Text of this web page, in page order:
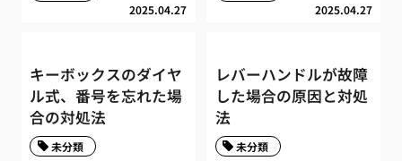
2025.04.27 2025.04.27
キーボックスのダイヤ
ル式、番号を忘れた場
合の対処法
未分類
レバーハンドルが故障
した場合の原因と対処
法
未分類